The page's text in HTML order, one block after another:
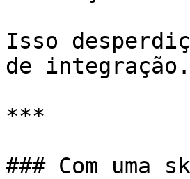
Isso
de integração.
***
### Com uma